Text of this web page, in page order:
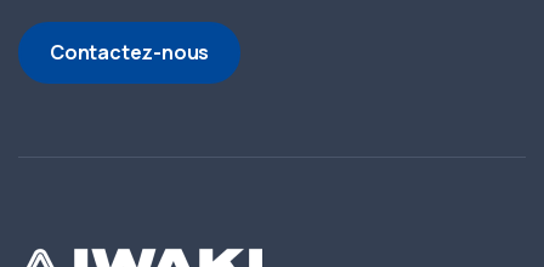
Contactez-nous